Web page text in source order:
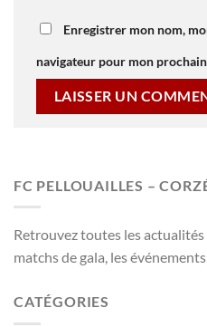
Enregistrer mon nom,
navigateur pour mon
FC PELLOUAILLES –
Retrouvez toutes les
matchs de gala, les
CATÉGORIES